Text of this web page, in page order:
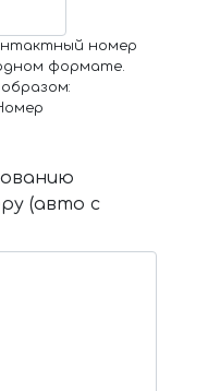
номер
формате.
(авто с